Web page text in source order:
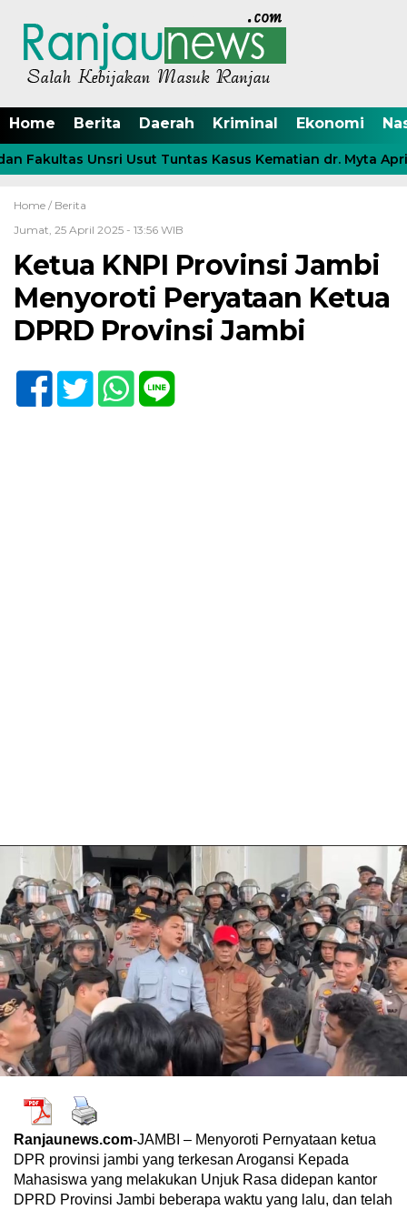
Home Berita Daerah Kriminal Ekonomi
Fakultas Unsri Usut Tuntas Kasus Kematian dr. Myta
Home / Berita
Jumat, 25 April 2025 - 13:56 WIB
Ketua KNPI Provinsi Jambi
Menyoroti Peryataan Ketua
DPRD Provinsi Jambi
Ranjaunews.com-JAMBI – Menyoroti Pernyataan ketua
DPR provinsi jambi yang terkesan Arogansi Kepada
Mahasiswa yang melakukan Unjuk Rasa didepan kantor
DPRD Provinsi Jambi beberapa waktu yang lalu, dan telah